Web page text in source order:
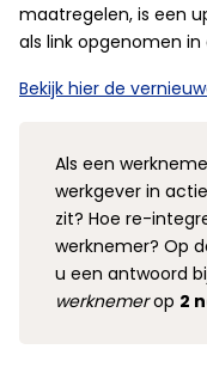
maatregelen, is een
als link opgenomen in
Bekijk hier de
Als een
werkgever in
zit? Hoe re-
werknemer? Op
u een antwoord
werknemerop 2